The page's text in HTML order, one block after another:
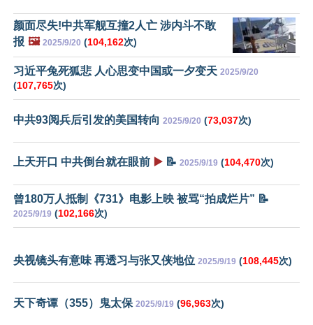
颜面尽失!中共军舰互撞2人亡 涉内斗不敢
报 🖼️ 2025/9/20 (104,162次)
习近平兔死狐悲 人心思变中国或一夕变天 2025/9/20
(107,765次)
中共93阅兵后引发的美国转向 2025/9/20 (73,037次)
上天开口 中共倒台就在眼前 ▶️ 📝 2025/9/19 (104,470次)
曾180万人抵制《731》电影上映 被骂“拍成烂片” 📝
2025/9/19 (102,166次)
央视镜头有意味 再透习与张又侠地位 2025/9/19 (108,445次)
天下奇谭（355）鬼太保 2025/9/19 (96,963次)